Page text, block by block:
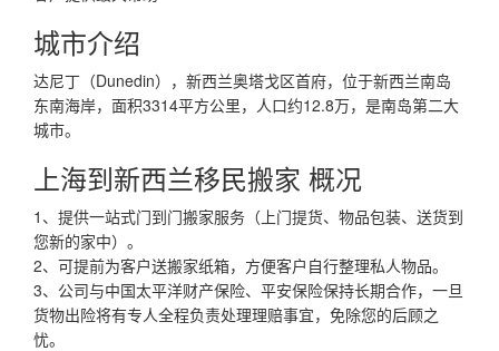
城市介绍
达尼丁（Dunedin），新西兰奥塔戈区首府，位于新西兰南岛
东南海岸，面积3314平方公里，人口约12.8万，是南岛第二大
城市。
上海到新西兰移民搬家 概况
1、提供一站式门到门搬家服务（上门提货、物品包装、送货到
您新的家中）。
2、可提前为客户送搬家纸箱，方便客户自行整理私人物品。
3、公司与中国太平洋财产保险、平安保险保持长期合作，一旦
货物出险将有专人全程负责处理理赔事宜，免除您的后顾之
忧。